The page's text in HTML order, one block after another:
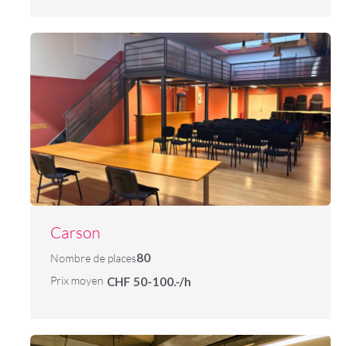
Carson
Nombre de places80
Prix moyen CHF 50-100.-/h